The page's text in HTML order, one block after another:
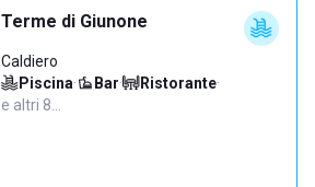
Terme di Giunone
Caldiero
Piscina· Bar· Ristorante·
e altri 8…